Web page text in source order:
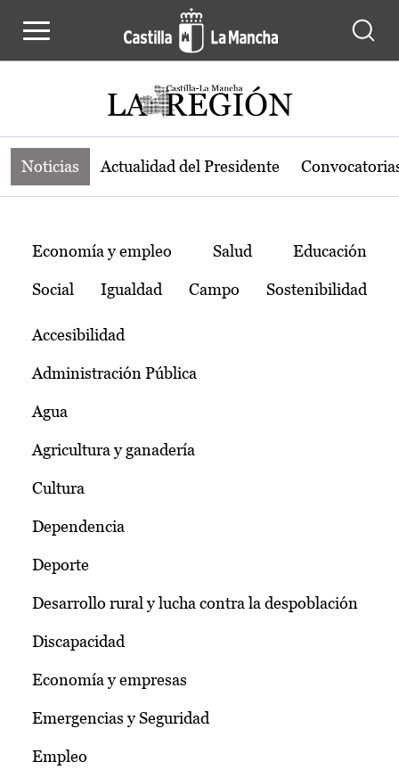
Noticias de la región de Castilla-La
Noticias Actualidad del Presidente
Temas
Economía y empleo Salud Educación
Social Igualdad Campo Sostenibilidad
Accesibilidad
Administración Pública
Agua
Agricultura y ganadería
Cultura
Dependencia
Deporte
Desarrollo rural y lucha contra la despoblación
Discapacidad
Economía y empresas
Emergencias y Seguridad
Empleo